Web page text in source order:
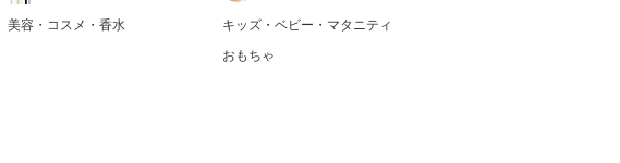
美容・コスメ・香水
キッズ・ベビー・マタニティ
おもちゃ